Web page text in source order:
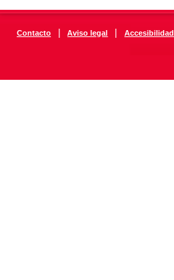
Contacto | Aviso legal | Accesibilidad